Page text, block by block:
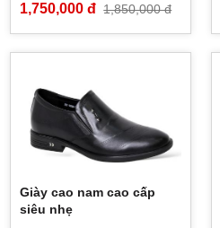
1,750,000 đ 1,850,000 đ
Giày cao nam cao cấp
siêu nhẹ